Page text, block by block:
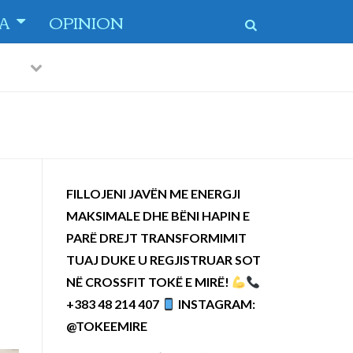
OPINION
PreviousNext
FILLOJENI JAVËN ME ENERGJI
MAKSIMALE DHE BËNI HAPIN E
PARË DREJT TRANSFORMIMIT
TUAJ DUKE U REGJISTRUAR SOT
NË CROSSFIT TOKË E MIRË!
+383 48 214 407
INSTAGRAM:
@TOKEEMIRE